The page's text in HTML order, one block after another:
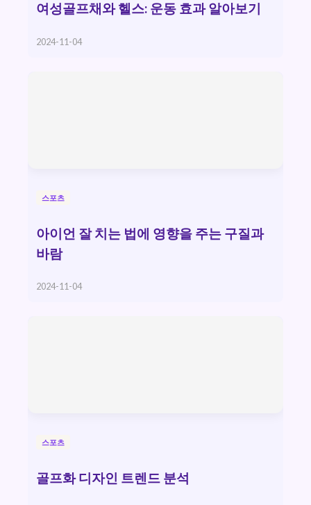
여성골프채와 헬스: 운동 효과 알아보기
2024-11-04
스포츠
아이언 잘 치는 법에 영향을 주는 구질과
바람
2024-11-04
스포츠
골프화 디자인 트렌드 분석